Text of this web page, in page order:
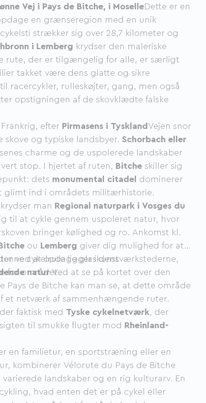
Vej i Pays de Bitche, i MoselleDette er en
en grænseregion med en unik
strækker sig over 28,7 kilometer og
i Lemberg krydser den maleriske
rute, der er tilgængelig for alle, er særligt
takket være dens glatte og sikre
racercykler, rulleskøjter, gang, men også
opstigningen af ​​de skovklædte falske
efter Pirmasens i Tyskland Vejen snor
skove og typiske landsbyer. Schorbach eller
charme og de uspolerede landskaber
stop. I hjertet af ruten, Bitche skiller sig
dets monumental citadel
dominerer
glimt ind i områdets militærhistorie.
man Regional naturpark i Vosges du
til at cykle gennem uspoleret natur, hvor
bringer kølighed og ro. Ankomst kl.
ou Lemberg giver dig mulighed for at
ved at opdage glaskunstværkstederne,
for området.
cykelrute ligger i dens
naturVed at se på kortet over den
Pays de Bitche kan man se, at dette område
et netværk af sammenhængende ruter.
faktisk med Tyske cykelnetværk, der
til smukke flugter mod Rheinland-
en familietur, en sportstræning eller en
kombinerer Vélorute du Pays de Bitche
landskaber og en rig kulturarv. En
hvad enten det er på cykel eller